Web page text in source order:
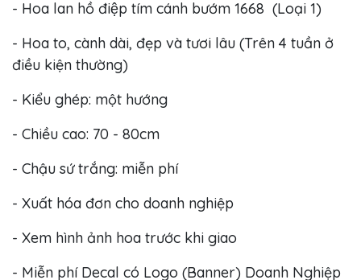
- Hoa lan hồ điệp tím cánh bướm 1668 (Loại 1)
- Hoa to, cành dài, đẹp và tươi lâu (Trên 4 tuần ở
điều kiện thường)
- Kiểu ghép: một hướng
- Chiều cao: 70 - 80cm
- Chậu sứ trắng: miễn phí
- Xuất hóa đơn cho doanh nghiệp
- Xem hình ảnh hoa trước khi giao
- Miễn phí Decal có Logo (Banner) Doanh Nghiệp